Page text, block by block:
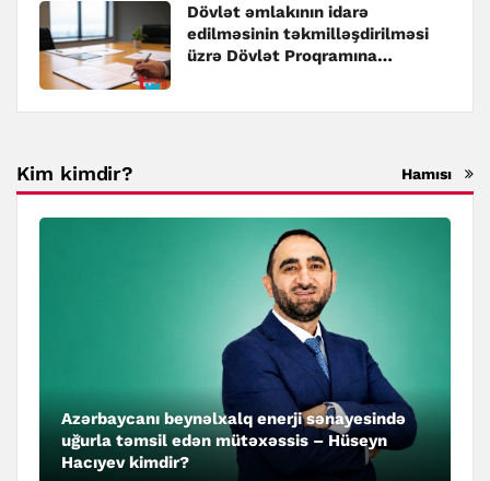
Dövlət əmlakının idarə
edilməsinin təkmilləşdirilməsi
üzrə Dövlət Proqramına
Kim kimdir? Hamısı
Azərbaycanı beynəlxalq enerji sənayesində
uğurla təmsil edən mütəxəssis – Hüseyn
Hacıyev kimdir?